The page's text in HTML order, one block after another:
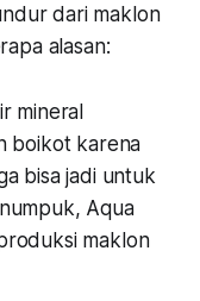
dari maklon
alasan:
mineral
boikot karena
bisa jadi untuk
Aqua
maklon